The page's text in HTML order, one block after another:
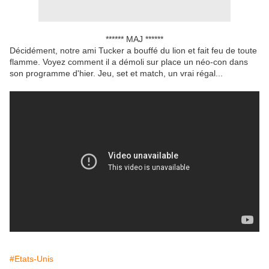
****** MAJ ******
Décidément, notre ami Tucker a bouffé du lion et fait feu de toute
flamme. Voyez comment il a démoli sur place un néo-con dans
son programme d'hier. Jeu, set et match, un vrai régal...
#Etats-Unis